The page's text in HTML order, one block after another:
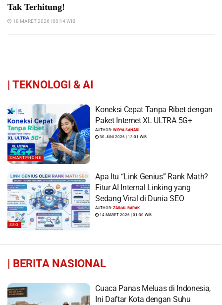
Tak Terhitung!
18 MARET 2026 | 00:14 WIB
| TEKNOLOGI & AI
SMARTPHONE
Koneksi Cepat Tanpa Ribet dengan
Paket Internet XL ULTRA 5G+
AUTHOR:WIDYA SANARI
30 JUNI 2026 | 13:01 WIB
SEO
Apa Itu “Link Genius” Rank Math?
Fitur AI Internal Linking yang
Sedang Viral di Dunia SEO
AUTHOR:ZAINAL BARAK
14 MARET 2026 | 01:30 WIB
| BERITA NASIONAL
Cuaca Panas Meluas di Indonesia,
Ini Daftar Kota dengan Suhu